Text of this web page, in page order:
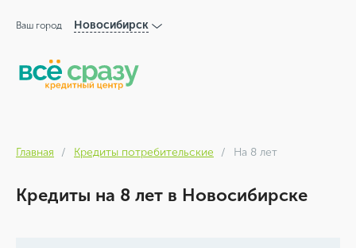
Ваш город Новосибирск
Главная Кредиты потребительские На 8 лет
Кредиты на 8 лет в Новосибирске